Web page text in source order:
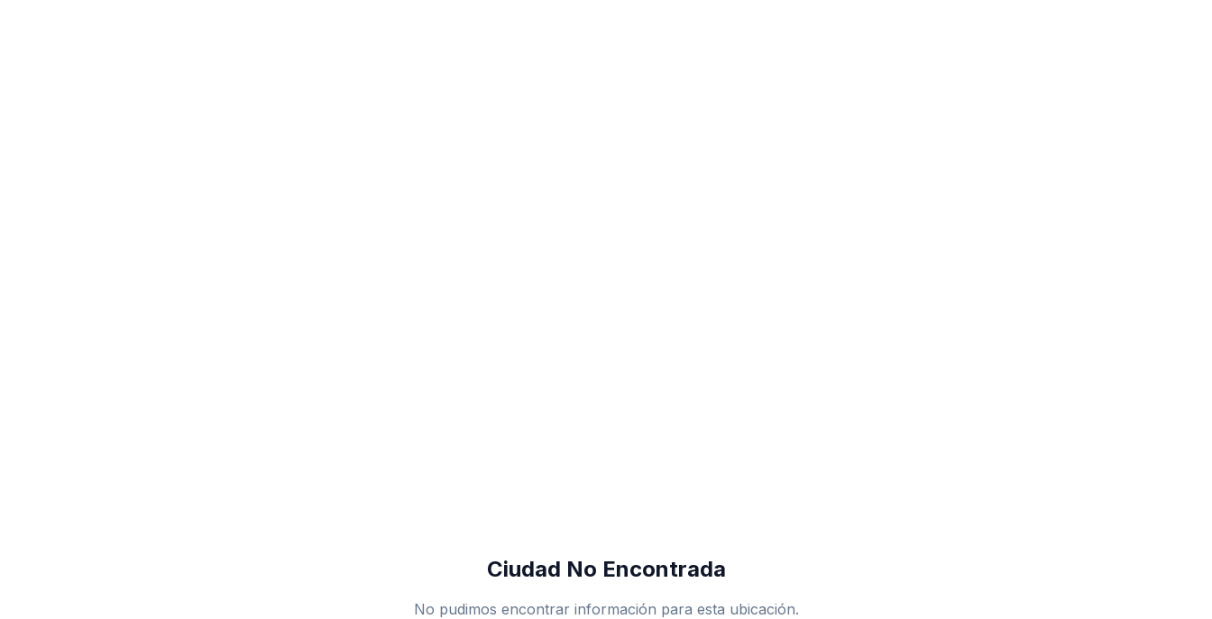
Ciudad No Encontrada
No pudimos encontrar información para esta ubicación.